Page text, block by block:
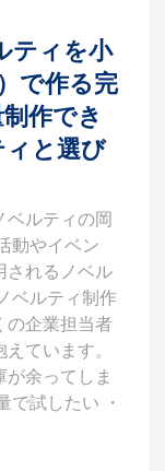
ティを小
で作る完
作でき
と選び
ベルティの岡
動やイベン
されるノベル
ベルティ制作
の企業担当者
ています。
が余ってしま
で試したい ・